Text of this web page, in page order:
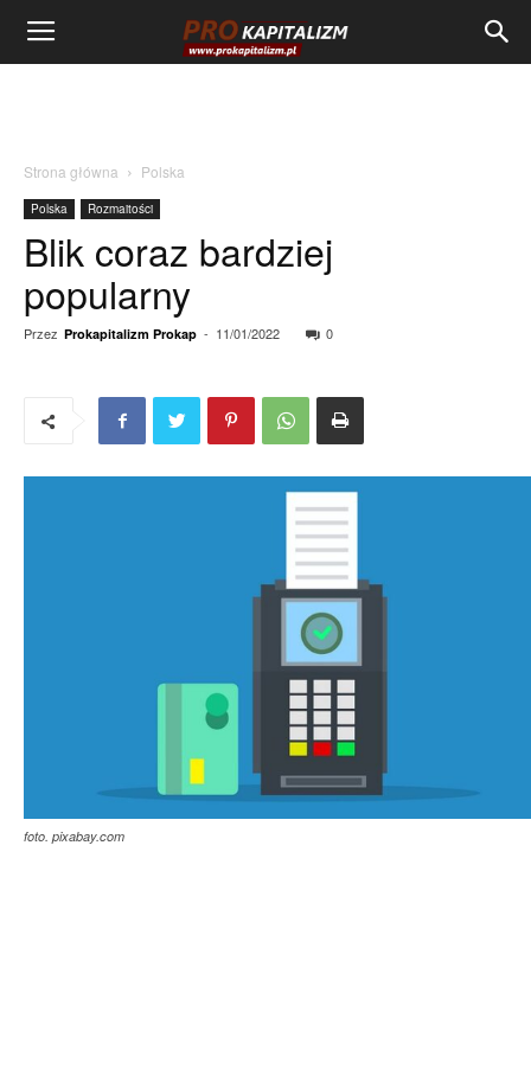
Strona główna Polska
Polska Rozmaitości
Blik coraz bardziej
popularny
Przez Prokapitalizm Prokap - 11/01/2022 0
foto. pixabay.com